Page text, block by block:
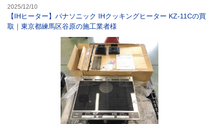
2025/12/10
【IHヒーター】パナソニック IHクッキングヒーター KZ-11Cの買
取｜東京都練馬区谷原の施工業者様